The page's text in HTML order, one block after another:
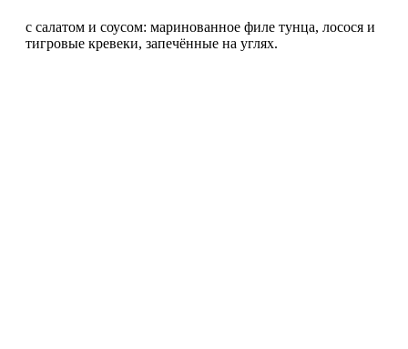
с салатом и соусом: маринованное филе тунца, лосося и
тигровые кревеки, запечённые на углях.